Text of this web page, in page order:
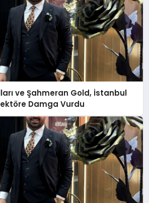
ve Şahmeran Gold, İstanbul
Damga Vurdu